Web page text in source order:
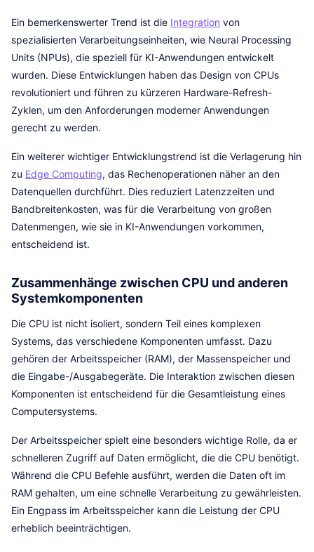
Ein bemerkenswerter Trend ist die Integration von
spezialisierten Verarbeitungseinheiten, wie Neural Processing
Units (NPUs), die speziell für KI-Anwendungen entwickelt
wurden. Diese Entwicklungen haben das Design von CPUs
revolutioniert und führen zu kürzeren Hardware-Refresh-
Zyklen, um den Anforderungen moderner Anwendungen
gerecht zu werden.
Ein weiterer wichtiger Entwicklungstrend ist die Verlagerung hin
zu Edge Computing, das Rechenoperationen näher an den
Datenquellen durchführt. Dies reduziert Latenzzeiten und
Bandbreitenkosten, was für die Verarbeitung von großen
Datenmengen, wie sie in KI-Anwendungen vorkommen,
entscheidend ist.
Zusammenhänge zwischen CPU und anderen
Systemkomponenten
Die CPU ist nicht isoliert, sondern Teil eines komplexen
Systems, das verschiedene Komponenten umfasst. Dazu
gehören der Arbeitsspeicher (RAM), der Massenspeicher und
die Eingabe-/Ausgabegeräte. Die Interaktion zwischen diesen
Komponenten ist entscheidend für die Gesamtleistung eines
Computersystems.
Der Arbeitsspeicher spielt eine besonders wichtige Rolle, da er
schnelleren Zugriff auf Daten ermöglicht, die die CPU benötigt.
Während die CPU Befehle ausführt, werden die Daten oft im
RAM gehalten, um eine schnelle Verarbeitung zu gewährleisten.
Ein Engpass im Arbeitsspeicher kann die Leistung der CPU
erheblich beeinträchtigen.